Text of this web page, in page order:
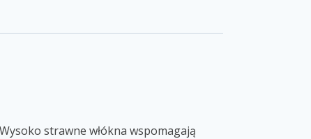
strawne włókna wspomagają